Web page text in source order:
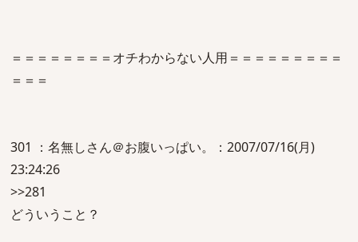
＝＝＝＝＝＝＝＝オチわからない人用＝＝＝＝＝＝＝＝＝
＝＝＝
301 ：名無しさん＠お腹いっぱい。：2007/07/16(月)
23:24:26
>>281
どういうこと？